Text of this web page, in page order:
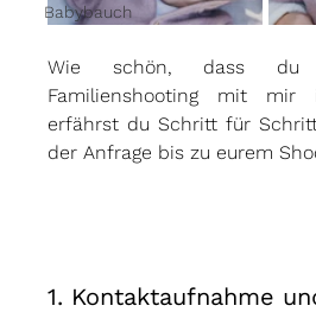
Babybauch
Wie schön, dass
Familienshooting mit mir
erfährst du Schritt für
der Anfrage bis zu eurem
1. Kontaktaufnahme